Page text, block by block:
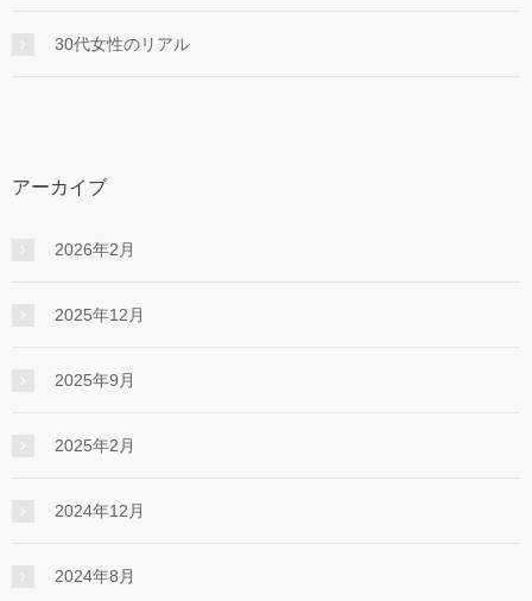
30代女性のリアル
アーカイブ
2026年2月
2025年12月
2025年9月
2025年2月
2024年12月
2024年8月